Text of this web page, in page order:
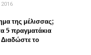
της μέλισσας;
5 πραγματάκια
το